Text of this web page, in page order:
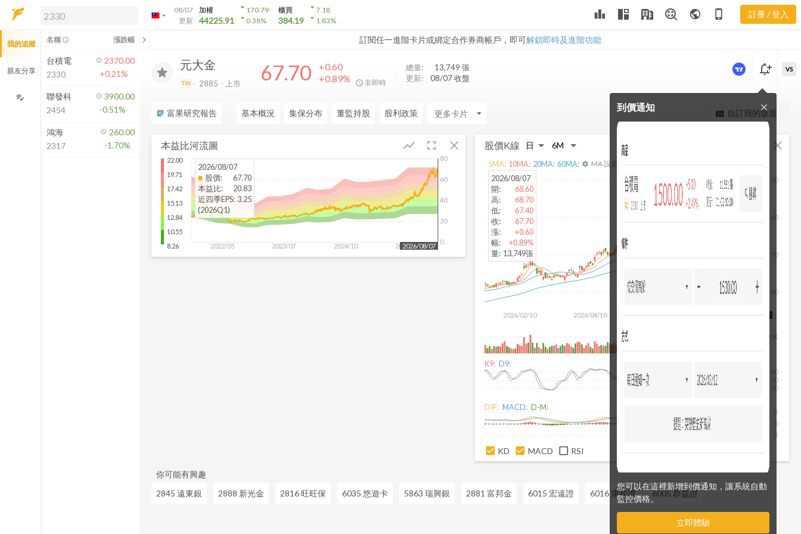
arrow_drop_down
08/07
更新
加權
44225.91
arrow_drop_down170.79
arrow_drop_down0.38%
櫃買
384.19
arrow_drop_down7.18
arrow_drop_down1.83% leaderboard public phone_iphone 註冊 / 登入
訂閱任一進階卡片或綁定合作券商帳戶，即可解鎖即時及進階功能
解鎖即時行情及進階功能
方案」，即可解鎖以下功能：
即時行情
即時市況與排行
成交金額熱力圖
前往方案訂閱
如何綁定合作券商
河流圖
元大金
TW 2885 上市 67.70
+0.60
+0.89%
非即時
總量: 13,749 張
更新:
08/07 收盤
更強大的進階價量圖表
notification_add
到價通知
您可以在這裡新增到價通知，讓系統自動
監控價格。
立即體驗
close
VS
sticky_note_2 富果研究報告 基本概況 集保分布 董監持股 股利政策 arrow_drop_down view_quilt 自訂我的版面
本益比河流圖 fullscreen close
show_chart
22.00
19.71
17.42
15.13
12.84
10.55
8.26
2022/05 2023/07 2024/10 2025/12
0
20
40
60
80
2026/08/07
2026/08/07
股價:
67.70
本益比:
20.83
近四季EPS: 3.25
(2026Q1)
股價K線 close
2026/02/10 2026/04/10
40
50
60
70
2026/08/07
50K
2026/08/07
開:
68.60
高:
68.70
低:
67.40
收:
67.70
漲:
+0.60
幅:
+0.89%
量: 13,749張
5MA: 10MA: 20MA: 60MA: settings MA 設定
K9: D9:
20
50
80
DIF: MACD: D-M:
-3
0
3
KD MACD RSI
你可能有興趣
2845 遠東銀
2888 新光金 2816 旺旺保 6035 悠遊卡 5863 瑞興銀 2881 富邦金 6015 宏遠證 6016 康和證 6005 群益證
我的追蹤
親友分享
edit_note
名稱 info_outline 漲跌幅 chevron_left
台積電
2330
2370.00
+0.21%
聯發科
2454
3900.00
-0.51%
鴻海
2317
260.00
-1.70%